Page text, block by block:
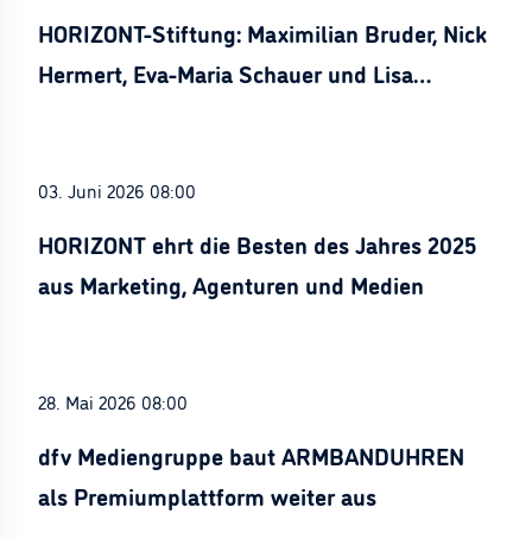
HORIZONT-Stiftung: Maximilian Bruder, Nick
Hermert, Eva-Maria Schauer und Lisa
03. Juni 2026 08:00
HORIZONT ehrt die Besten des Jahres 2025
aus Marketing, Agenturen und Medien
28. Mai 2026 08:00
dfv Mediengruppe baut ARMBANDUHREN
als Premiumplattform weiter aus